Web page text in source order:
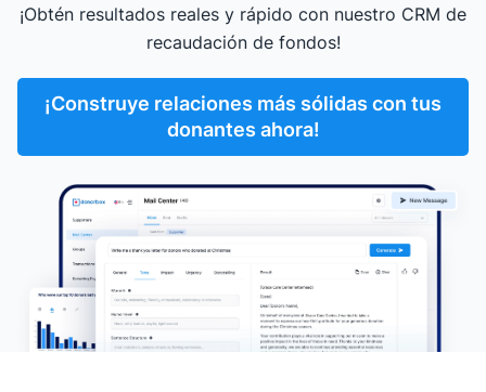
¡Obtén resultados reales y rápido con nuestro CRM de
recaudación de fondos!
¡Construye relaciones más sólidas con tus
donantes ahora!